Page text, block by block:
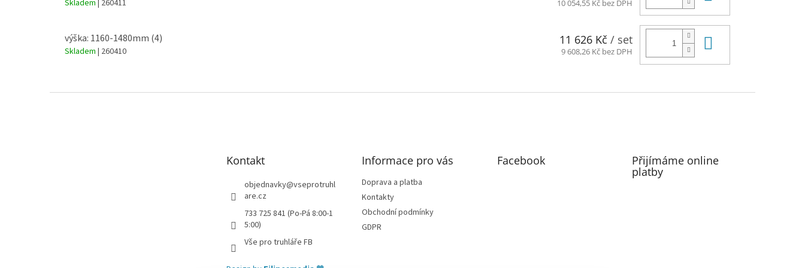
Skladem | 260411 10 054,55 Kč bez DPH
výška: 1160-1480mm (4)
Skladem | 260410
11 626 Kč / set
9 608,26 Kč bez DPH
Kontakt
objednavky@vseprotruhl
are.cz
733 725 841 (Po-Pá 8:00-1
5:00)
Vše pro truhláře FB
Informace pro vás
Doprava a platba
Kontakty
Obchodní podmínky
GDPR
Facebook Přijímáme online
platby